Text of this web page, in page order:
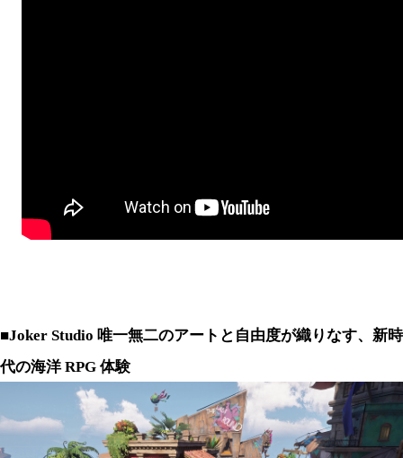
■Joker Studio 唯一無二のアートと自由度が織りなす、新時
代の海洋 RPG 体験